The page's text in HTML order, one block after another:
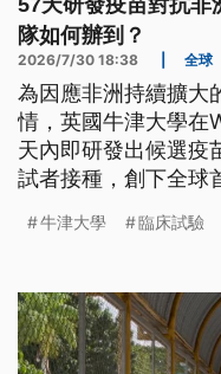
隊如何辦到？
2026/7/30 18:38 全球
為因應非洲持續擴大
情，英國牛津大學在
天內即研發出候選疫
試者接種，創下全球
牛津大學 臨床試驗